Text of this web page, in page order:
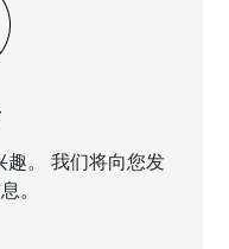
。 我们将向您发
。